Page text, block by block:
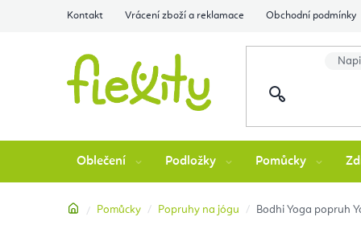
Kontakt Vrácení zboží a reklamace Obchodní podmínky
Oblečení Podložky Pomůcky
DomůPomůcky Popruhy na jógu Bodhi Yoga popruh